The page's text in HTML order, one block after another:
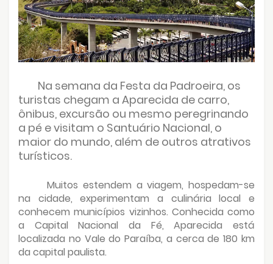
Na semana da Festa da Padroeira, os
turistas chegam a Aparecida de carro,
ônibus, excursão ou mesmo peregrinando
a pé e visitam o Santuário Nacional, o
maior do mundo, além de outros atrativos
turísticos.
Muitos estendem a viagem, hospedam-se
na cidade, experimentam a culinária local e
conhecem municípios vizinhos. Conhecida como
a Capital Nacional da Fé, Aparecida está
localizada no Vale do Paraíba, a cerca de 180 km
da capital paulista.